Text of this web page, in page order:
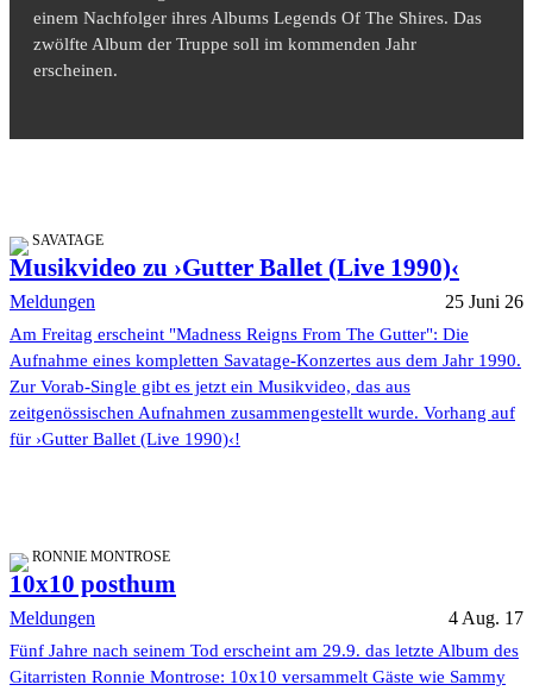
einem Nachfolger ihres Albums Legends Of The Shires. Das
zwölfte Album der Truppe soll im kommenden Jahr
erscheinen.
SAVATAGE
Musikvideo zu ›Gutter Ballet (Live 1990)‹
Meldungen 25 Juni 26
Am Freitag erscheint "Madness Reigns From The Gutter": Die
Aufnahme eines kompletten Savatage-Konzertes aus dem Jahr 1990.
Zur Vorab-Single gibt es jetzt ein Musikvideo, das aus
zeitgenössischen Aufnahmen zusammengestellt wurde. Vorhang auf
für ›Gutter Ballet (Live 1990)‹!
RONNIE MONTROSE
10x10 posthum
Meldungen 4 Aug. 17
Fünf Jahre nach seinem Tod erscheint am 29.9. das letzte Album des
Gitarristen Ronnie Montrose: 10x10 versammelt Gäste wie Sammy